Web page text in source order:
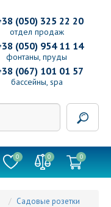
отдел продаж
(050) 325 22 20
фонтаны, пруды
(050) 954 11 14
бассейны, spa
(067) 101 01 57
0 0 0
Садовые розетки